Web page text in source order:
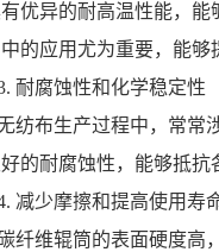
优异的耐高温性能，
的应用尤为重要，能够
耐腐蚀性和化学稳定性
纺布生产过程中，常常
的耐腐蚀性，能够抵抗
减少摩擦和提高使用寿
纤维辊筒的表面硬度高